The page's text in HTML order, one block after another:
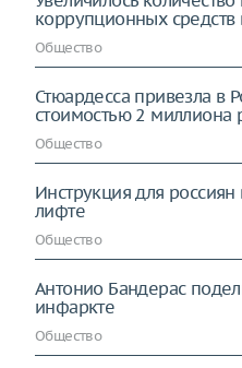
коррупционных средств
Общество
Стюардесса привезла в
стоимостью 2 миллиона
Общество
Инструкция для россиян
лифте
Общество
Антонио Бандерас
инфаркте
Общество